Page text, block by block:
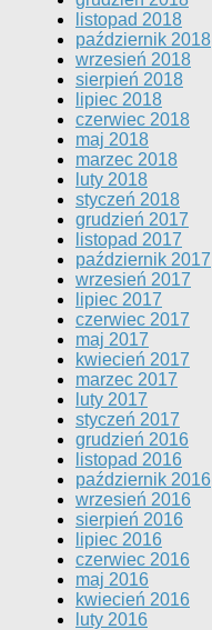
listopad 2018
październik 2018
wrzesień 2018
sierpień 2018
lipiec 2018
czerwiec 2018
maj 2018
marzec 2018
luty 2018
styczeń 2018
grudzień 2017
listopad 2017
październik 2017
wrzesień 2017
lipiec 2017
czerwiec 2017
maj 2017
kwiecień 2017
marzec 2017
luty 2017
styczeń 2017
grudzień 2016
listopad 2016
październik 2016
wrzesień 2016
sierpień 2016
lipiec 2016
czerwiec 2016
maj 2016
kwiecień 2016
luty 2016